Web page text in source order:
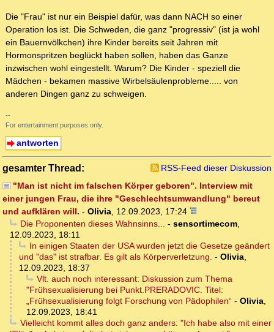
Die "Frau" ist nur ein Beispiel dafür, was dann NACH so einer
Operation los ist. Die Schweden, die ganz "progressiv" (ist ja wohl
ein Bauernvölkchen) ihre Kinder bereits seit Jahren mit
Hormonspritzen beglückt haben sollen, haben das Ganze
inzwischen wohl eingestellt. Warum? Die Kinder - speziell die
Mädchen - bekamen massive Wirbelsäulenprobleme..... von
anderen Dingen ganz zu schweigen.
--
For entertainment purposes only.
antworten
gesamter Thread:
RSS-Feed dieser Diskussion
"Man ist nicht im falschen Körper geboren". Interview mit
einer jungen Frau, die ihre "Geschlechtsumwandlung" bereut
und aufklären will. - Olivia, 12.09.2023, 17:24
Die Proponenten dieses Wahnsinns... - sensortimecom,
12.09.2023, 18:11
In einigen Staaten der USA wurden jetzt die Gesetze geändert
und "das" ist strafbar. Es gilt als Körperverletzung. - Olivia,
12.09.2023, 18:37
Vlt. auch noch interessant: Diskussion zum Thema
"Frühsexualisierung bei Punkt.PRERADOVIC. Titel:
„Frühsexualisierung folgt Forschung von Pädophilen“ - Olivia,
12.09.2023, 18:41
Vielleicht kommt alles doch ganz anders: "Ich habe also mit einer